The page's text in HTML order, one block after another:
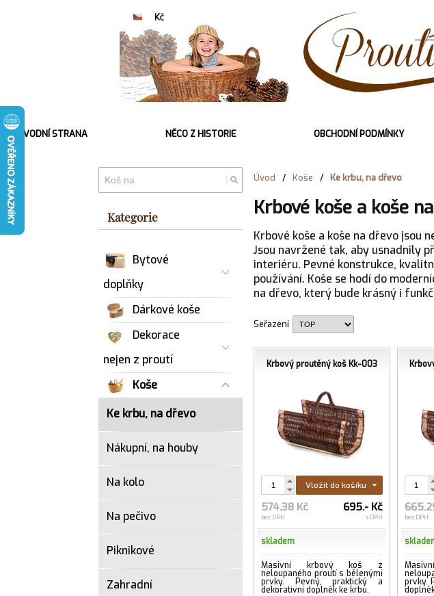
ÚVODNÍ STRANA NĚCO Z HISTORIE OBCHODNÍ PODMÍNKY
Kategorie
Bytové
doplňky
Dárkové koše
Dekorace
nejen z proutí
Koše
Ke krbu, na dřevo
Nákupní, na houby
Na kolo
Na pečivo
Piknikové
Zahradní
Úvod / Koše / Ke krbu, na dřevo
Krbové koše a koše
Krbové koše a koše na dřevo jsou
Jsou navržené tak, aby usnadnily
interiéru. Pevné konstrukce,
používání. Koše se hodí do
na dřevo, který bude krásný i
Seřazení
Krbový proutěný koš Kk-003
Vložit do košíku
574.38 Kč
bez DPH
695.- Kč
s DPH
skladem
Masivní krbový koš z
neloupaného proutí s bělenými
prvky. Pevný, praktický a
dekorativní doplněk ke krbu.
bez DPH
prvky.